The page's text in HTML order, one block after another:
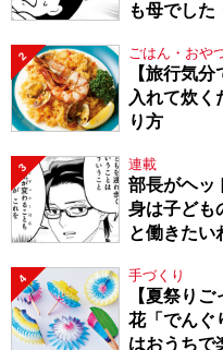
も母でした
2 ごはん・おや
【旅行気
入れて炊く
り方
3 連載
部長がヘッ
身は子ども
と働きた
4 手づくり
【夏祭り
花「でんぐ
はおうちで